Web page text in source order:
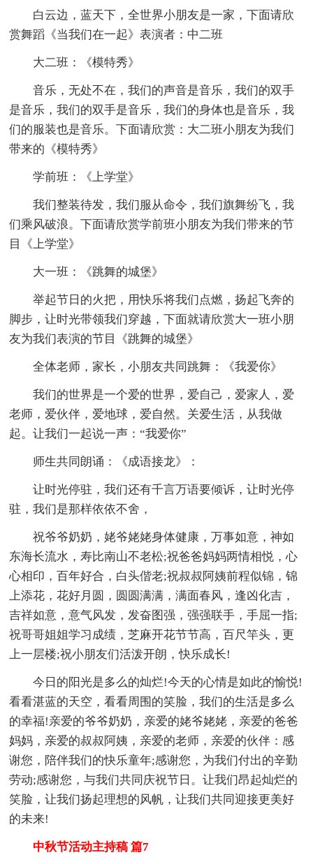
白云边，蓝天下，全世界小朋友是一家，下面请欣
赏舞蹈《当我们在一起》表演者：中二班
大二班：《模特秀》
音乐，无处不在，我们的声音是音乐，我们的双手
是音乐，我们的双手是音乐，我们的身体也是音乐，我
们的服装也是音乐。下面请欣赏：大二班小朋友为我们
带来的《模特秀》
学前班：《上学堂》
我们整装待发，我们服从命令，我们旗舞纷飞，我
们乘风破浪。下面请欣赏学前班小朋友为我们带来的节
目《上学堂》
大一班：《跳舞的城堡》
举起节日的火把，用快乐将我们点燃，扬起飞奔的
脚步，让时光带领我们穿越，下面就请欣赏大一班小朋
友为我们表演的节目《跳舞的城堡》
全体老师，家长，小朋友共同跳舞：《我爱你》
我们的世界是一个爱的世界，爱自己，爱家人，爱
老师，爱伙伴，爱地球，爱自然。关爱生活，从我做
起。让我们一起说一声：“我爱你”
师生共同朗诵：《成语接龙》：
让时光停驻，我们还有千言万语要倾诉，让时光停
驻，我们是那样依依不舍，
祝爷爷奶奶，姥爷姥姥身体健康，万事如意，神如
东海长流水，寿比南山不老松;祝爸爸妈妈两情相悦，心
心相印，百年好合，白头偕老;祝叔叔阿姨前程似锦，锦
上添花，花好月圆，圆圆满满，满面春风，逢凶化吉，
吉祥如意，意气风发，发奋图强，强强联手，手屈一指;
祝哥哥姐姐学习成绩，芝麻开花节节高，百尺竿头，更
上一层楼;祝小朋友们活泼开朗，快乐成长!
今日的阳光是多么的灿烂!今天的心情是如此的愉悦!
看看湛蓝的天空，看看周围的笑脸，我们的生活是多么
的幸福!亲爱的爷爷奶奶，亲爱的姥爷姥姥，亲爱的爸爸
妈妈，亲爱的叔叔阿姨，亲爱的老师，亲爱的伙伴：感
谢您，陪伴我们的快乐童年;感谢您，为我们付出的辛勤
劳动;感谢您，与我们共同庆祝节日。让我们昂起灿烂的
笑脸，让我们扬起理想的风帆，让我们共同迎接更美好
的未来!
中秋节活动主持稿 篇7